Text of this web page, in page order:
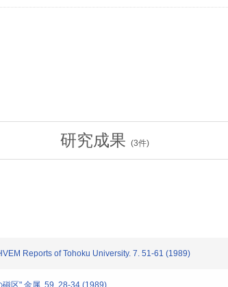
研究成果 (3件)
Reports of Tohoku University. 7. 51-61 (1989)
磁区" 金属. 59. 28-34 (1989)